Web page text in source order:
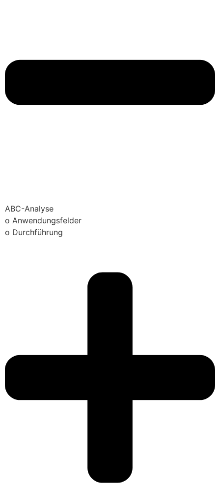
ABC-Analyse
o Anwendungsfelder
o Durchführung